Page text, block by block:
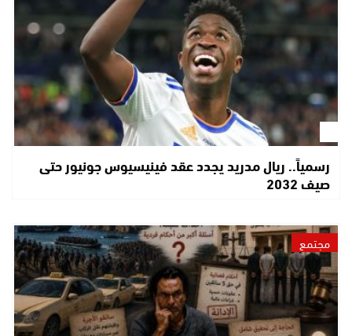
رسمياً.. ريال مدريد يجدد عقد فينيسيوس جونيور حتى
صيف 2032
مجتمع